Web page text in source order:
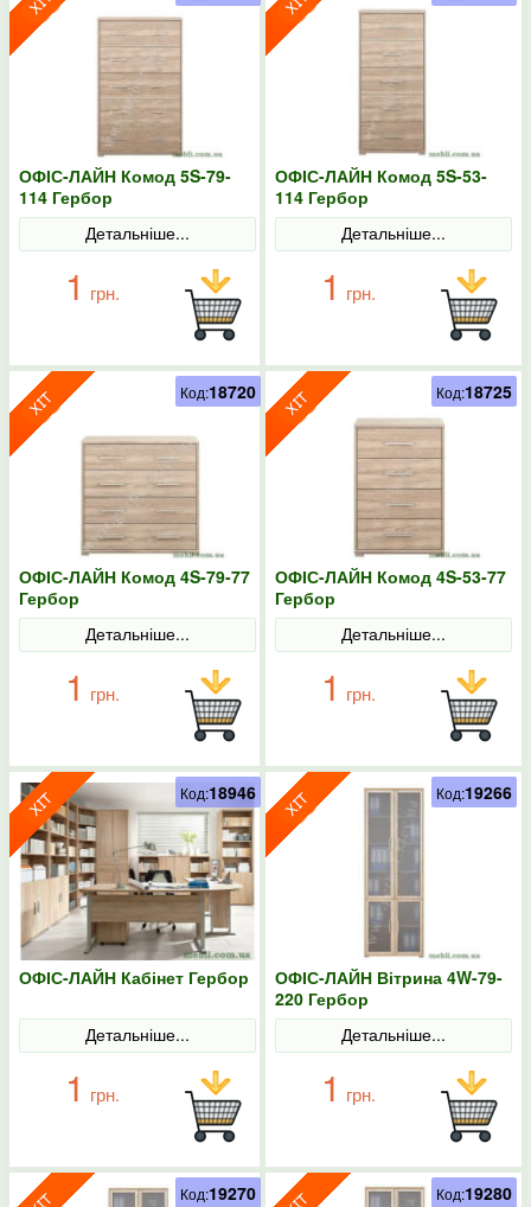
ОФІС-ЛАЙН Комод 5S-79-
114 Гербор
Детальніше...
1 грн.
ОФІС-ЛАЙН Комод 5S-53-
114 Гербор
Детальніше...
1 грн.
ОФІС-ЛАЙН Комод 4S-79-77
Гербор
Детальніше...
1 грн.
Код:18720
ОФІС-ЛАЙН Комод 4S-53-77
Гербор
Детальніше...
1 грн.
Код:18725
ОФІС-ЛАЙН Кабінет Гербор
Детальніше...
1 грн.
Код:18946
ОФІС-ЛАЙН Вітрина 4W-79-
220 Гербор
Детальніше...
1 грн.
Код:19266
Код:19270 Код:19280